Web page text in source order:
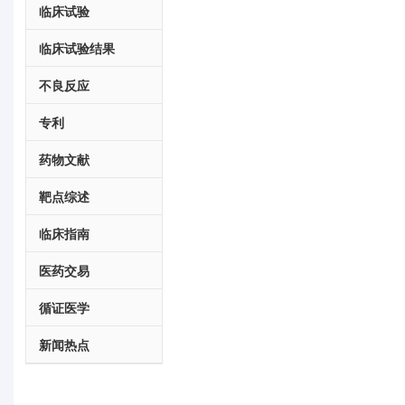
临床试验
临床试验结果
不良反应
专利
药物文献
靶点综述
临床指南
医药交易
循证医学
新闻热点